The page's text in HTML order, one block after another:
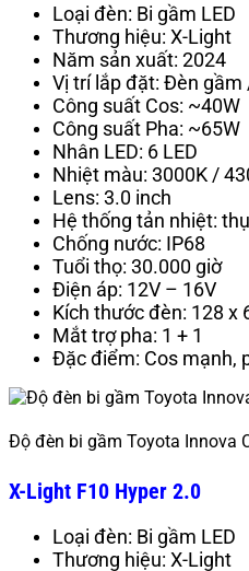
Loại đèn: Bi gầm LED
Thương hiệu: X-Light
Năm sản xuất: 2024
Vị trí lắp đặt: Đèn gầm
Công suất Cos: ~40W
Công suất Pha: ~65W
Nhân LED: 6 LED
Nhiệt màu: 3000K /
Lens: 3.0 inch
Hệ thống tản nhiệt:
Chống nước: IP68
Tuổi thọ: 30.000 giờ
Điện áp: 12V – 16V
Kích thước đèn: 128 x
Mắt trợ pha: 1 + 1
Đặc điểm: Cos mạnh,
Độ đèn bi gầm Toyota Innova
X-Light F10 Hyper 2.0
Loại đèn: Bi gầm LED
Thương hiệu: X-Light